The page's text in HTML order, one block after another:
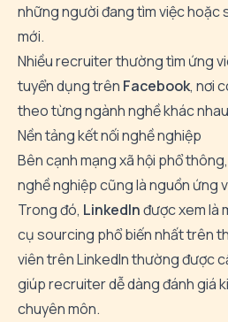
nhữngngườiđangtìmviệchoặc
mới.
Nhiềurecruiterthườngtìm ứng
tuyểndụngtrên Facebook, nơi
theotừngngànhnghềkhác
Nềntảngkếtnốinghềnghiệp
Bêncạnhmạngxãhội phổthông,
nghềnghiệpcũnglànguồn ứng
Trongđó, LinkedInđượcxemlà
cụsourcing phổbiếnnhấttrên
viêntrênLinkedInthườngđược
giúprecruiterdễdàngđánhgiá
chuyênmôn.